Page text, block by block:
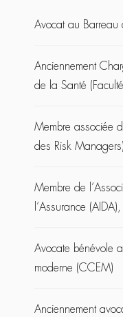
Avocat au
Anciennement
de la Santé
Membre associée
des Risk
Membre de
l’Assurance (AIDA),
Avocate bénévole
moderne (CCEM)
Anciennement